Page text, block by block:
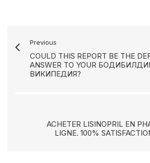
Previous
COULD THIS REPORT BE THE
ANSWER TO YOUR
ВИКИПЕДИЯ?
ACHETER LISINOPRIL EN
LIGNE. 100%